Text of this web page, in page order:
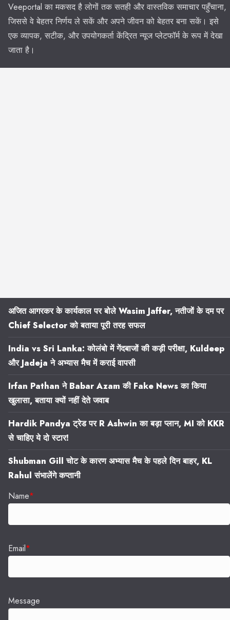
Veeportal का मकसद है लोगों तक सतही और वास्तविक समाचार पहुँचाना,
जिससे वे बेहतर निर्णय ले सकें और अपने जीवन को बेहतर बना सकें। इसे
एक व्यापक, सटीक, और उपयोगकर्ता केंद्रित न्यूज प्लेटफॉर्म के रूप में देखा
जाता है।
अजित आगरकर के कार्यकाल पर बोले Wasim Jaffer, नतीजों के दम पर
Chief Selector को बताया पूरी तरह सफल
India vs Sri Lanka: कोलंबो में गेंदबाजों की कड़ी परीक्षा, Kuldeep
और Jadeja ने अभ्यास मैच में कराई वापसी
Irfan Pathan ने Babar Azam की Fake News का किया
खुलासा, बताया क्यों नहीं देते जवाब
Hardik Pandya ट्रेड पर R Ashwin का बड़ा प्लान, MI को KKR
से चाहिए ये दो स्टार!
Shubman Gill चोट के कारण अभ्यास मैच के पहले दिन बाहर, KL
Rahul संभालेंगे कप्तानी
Name*
Email*
Message